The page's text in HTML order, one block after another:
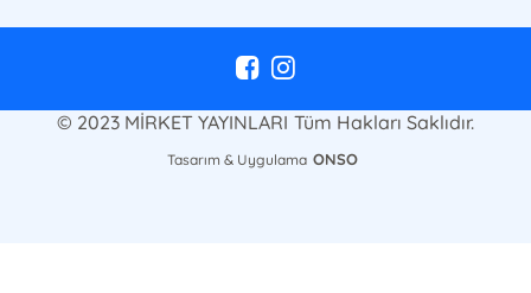
© 2023 MİRKET YAYINLARI Tüm Hakları Saklıdır.
Tasarım & Uygulama ONSO